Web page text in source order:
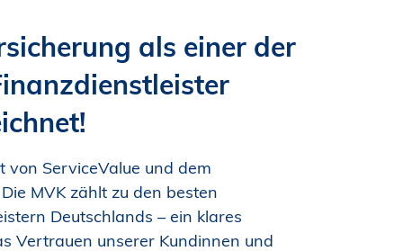
als einer der
von ServiceValue und dem
MVK zählt zu den besten
Deutschlands – ein klares
Vertrauen unserer Kundinnen und